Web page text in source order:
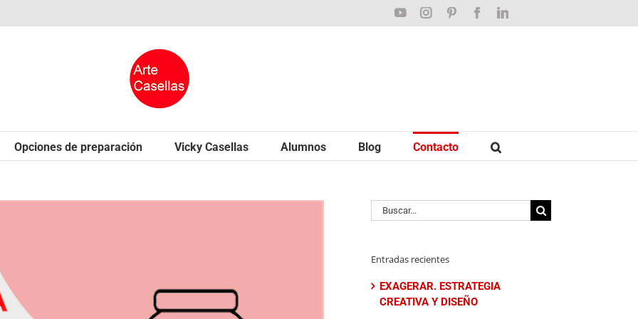
YouTubeInstagramPinterestFacebookLinkedIn
Opciones de preparación Vicky Casellas Alumnos Blog Contacto
Buscar:
Entradas recientes
EXAGERAR. ESTRATEGIA
CREATIVA Y DISEÑO